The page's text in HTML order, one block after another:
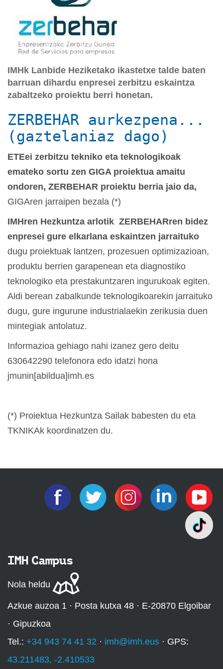
IMHk Lanbide Heziketako ikastetxe talde baten
barruan dihardu enpresei zerbitzu eskaintza
zabaltzeko proiektu berri honetan.
ZERBEHAR aurkezpena...
(gaztelaniaz dago)
ETEei zerbitzu tekniko eta teknologikoak
emateko sortu zen GIGA proiektua amaitu
ondoren, ZERBEHAR proiektu berria jaio da,
GIGAren jarraipen bezala (*)
IMHren Hezkuntza arlotik ZERBEHARren bidez
enpresei gure elkarlana eskaintzen jarraituko
dugu proiektuak lantzen, prozesuen optimizazioan,
produktu berrien garapenean eta diagnostiko
teknologiko eta prestakuntzaren ingurukoak egiten.
Aldi berean zabalkunde teknologikoarekin jarraituko
dugu, gure ingurune industrialaekin zerikusia duen
mintegiak antolatuz.
Informazioa gehiago nahi izanez gero deitu
630642290 telefonora edo idatzi hona
jmunin[abildua]imh.es
(*) Proiektua Hezkuntza Sailak babesten du eta
TKNIKAk koordinatzen du.
IMH Campus
Nola heldu
Azkue auzoa 1 · Posta kutxa 48 · E-20870 Elgoibar
· Gipuzkoa
Tel.: +34 943 74 41 32 · imh@imh.eus · GPS:
43.211483, -2.410533